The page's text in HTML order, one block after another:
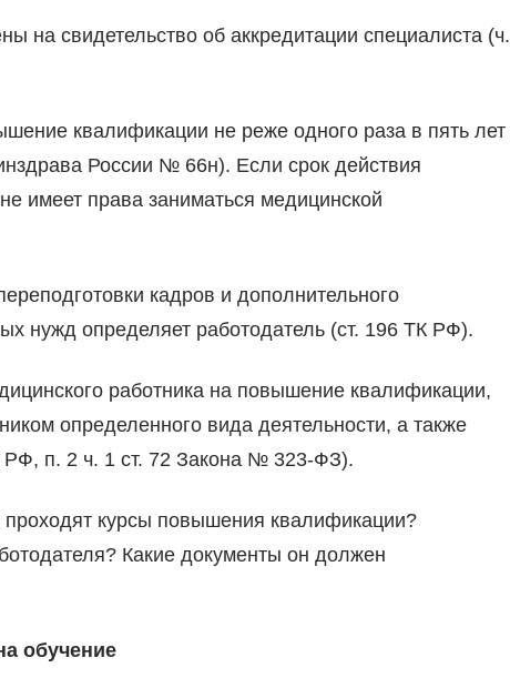
на свидетельство об аккредитации специалиста (ч.
квалификации не реже одного раза в пять лет
России № 66н). Если срок действия
имеет права заниматься медицинской
кадров и дополнительного
нужд определяет работодатель (ст. 196 ТК РФ).
работника на повышение квалификации,
определенного вида деятельности, а также
РФ, п. 2 ч. 1 ст. 72 Закона № 323-ФЗ).
курсы повышения квалификации?
Какие документы он должен
обучение